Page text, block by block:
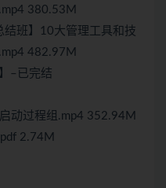
380.53M
班】10大管理工具和技
482.97M
–已完结
动过程组.mp4 352.94M
2.74M